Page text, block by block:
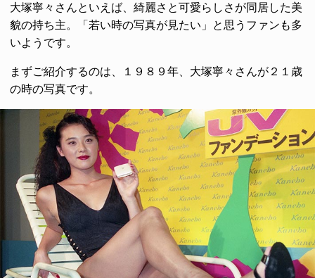
大塚寧々さんといえば、綺麗さと可愛らしさが同居した美
貌の持ち主。「若い時の写真が見たい」と思うファンも多
いようです。
まずご紹介するのは、１９８９年、大塚寧々さんが２１歳
の時の写真です。